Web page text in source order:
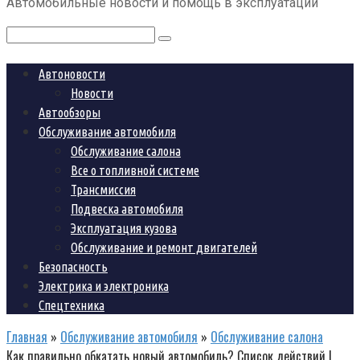
Поиск:
Автоновости
Новости
Автообзоры
Обслуживание автомобиля
Обслуживание салона
Все о топливной системе
Трансмиссия
Подвеска автомобиля
Эксплуатация кузова
Обслуживание и ремонт двигателей
Безопасность
Электрика и электроника
Спецтехника
Главная » Обслуживание автомобиля » Обслуживание салона
Как правильно обкатать новый автомобиль? Список действий |